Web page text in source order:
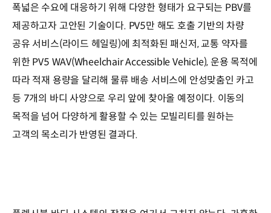
폭넓은 수요에 대응하기 위해 다양한 형태가 요구되는 PBV를
제공하고자 고안된 기술이다. PV5만 해도 호출 기반의 차량
공유 서비스(라이드 헤일링)에 최적화된 패신저, 교통 약자를
위한 PV5 WAV(Wheelchair Accessible Vehicle), 운용 목적에
따라 적재 용량을 달리해 물류 배송 서비스에 안성맞춤인 카고
등 7개의 바디 사양으로 우리 앞에 찾아올 예정이다. 이동의
목적을 넘어 다양하게 활용할 수 있는 모빌리티를 원하는
고객의 목소리가 반영된 결과다.